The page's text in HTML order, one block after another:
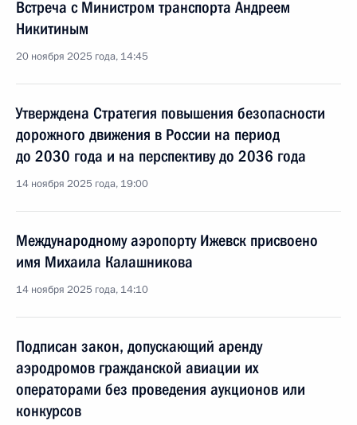
Встреча с Министром транспорта Андреем
Никитиным
20 ноября 2025 года, 14:45
Утверждена Стратегия повышения безопасности
дорожного движения в России на период
до 2030 года и на перспективу до 2036 года
14 ноября 2025 года, 19:00
Международному аэропорту Ижевск присвоено
имя Михаила Калашникова
14 ноября 2025 года, 14:10
Подписан закон, допускающий аренду
аэродромов гражданской авиации их
операторами без проведения аукционов или
конкурсов